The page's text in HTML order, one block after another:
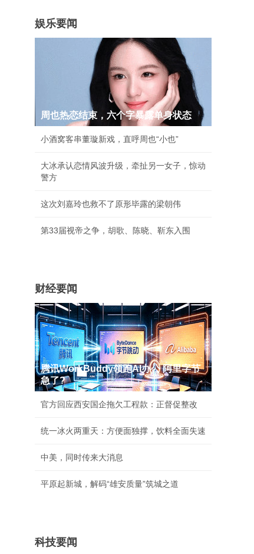
娱乐要闻
周也热恋结束，六个字暴露单身状态
小酒窝客串董璇新戏，直呼周也“小也”
大冰承认恋情风波升级，牵扯另一女子，惊动
警方
这次刘嘉玲也救不了原形毕露的梁朝伟
第33届视帝之争，胡歌、陈晓、靳东入围
财经要闻
腾讯WorkBuddy领跑AI办公 阿里字节
急了?
官方回应西安国企拖欠工程款：正督促整改
统一冰火两重天：方便面独撑，饮料全面失速
中美，同时传来大消息
平原起新城，解码“雄安质量”筑城之道
科技要闻